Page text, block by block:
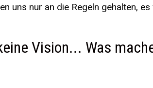
uns nur an die Regeln gehalten,
Vision... Was